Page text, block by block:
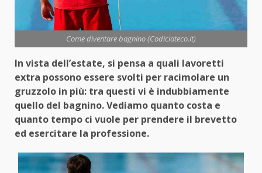
Come diventare bagnino (Codiciateco.it)
In vista dell’estate, si pensa a quali lavoretti
extra possono essere svolti per racimolare un
gruzzolo in più: tra questi vi è indubbiamente
quello del bagnino. Vediamo quanto costa e
quanto tempo ci vuole per prendere il brevetto
ed esercitare la professione.